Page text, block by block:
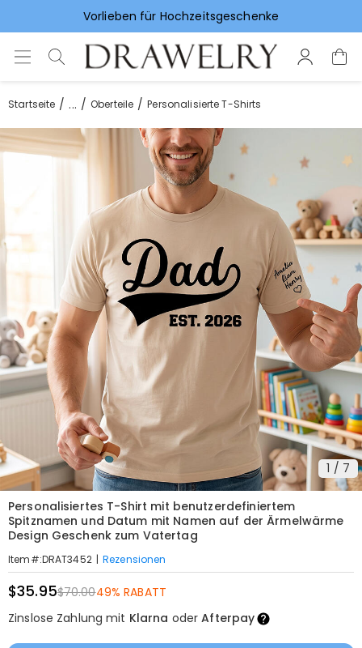
Vorlieben für Hochzeitsgeschenke
Startseite ... Oberteile Personalisierte T-Shirts
1 / 7
Personalisiertes T-Shirt mit benutzerdefiniertem
Spitznamen und Datum mit Namen auf der Ärmelwärme
Design Geschenk zum Vatertag
Item#:DRAT3452 | Rezensionen
$35.95$70.0049% RABATT
Zinslose Zahlung mit Klarna oderAfterpay